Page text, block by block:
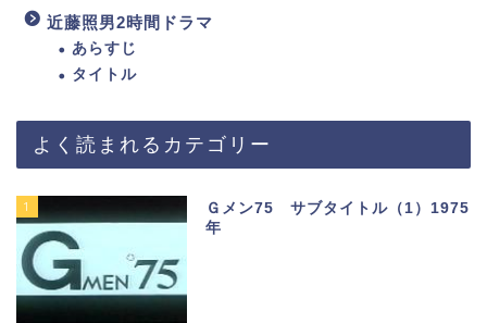
近藤照男2時間ドラマ
あらすじ
タイトル
よく読まれるカテゴリー
1
Ｇメン75 サブタイトル（1）1975
年